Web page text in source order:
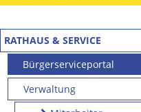
RATHAUS & SERVICE
Bürgerserviceportal
Verwaltung